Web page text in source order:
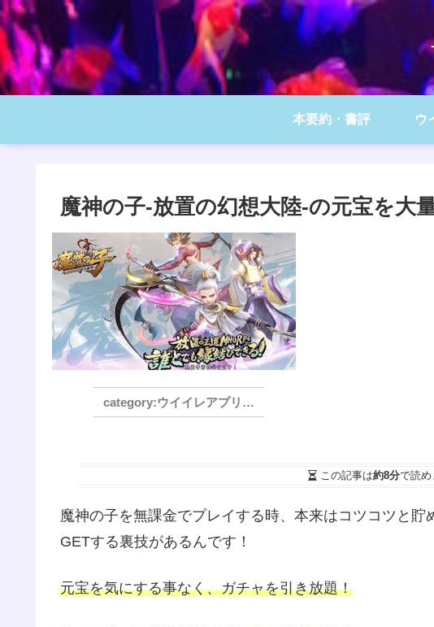
本要約・書評 ウ
魔神の子‐放置の幻想大陸‐の元宝を大
ウイイレアプリ2021
この記事は約8分で読め
魔神の子を無課金でプレイする時、本来はコツコツと
GETする裏技があるんです！
元宝を気にする事なく、ガチャを引き放題！